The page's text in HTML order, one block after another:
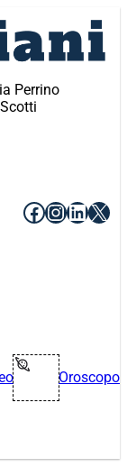
Perrino
Facebook
X
Oroscopo